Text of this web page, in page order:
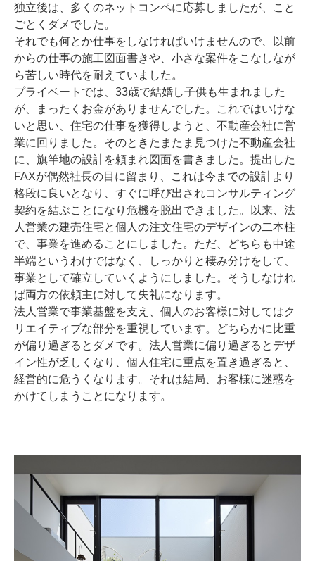
独立後は、多くのネットコンペに応募しましたが、こと
ごとくダメでした。
それでも何とか仕事をしなければいけませんので、以前
からの仕事の施工図面書きや、小さな案件をこなしなが
ら苦しい時代を耐えていました。
プライベートでは、33歳で結婚し子供も生まれました
が、まったくお金がありませんでした。これではいけな
いと思い、住宅の仕事を獲得しようと、不動産会社に営
業に回りました。そのときたまたま見つけた不動産会社
に、旗竿地の設計を頼まれ図面を書きました。提出した
FAXが偶然社長の目に留まり、これは今までの設計より
格段に良いとなり、すぐに呼び出されコンサルティング
契約を結ぶことになり危機を脱出できました。以来、法
人営業の建売住宅と個人の注文住宅のデザインの二本柱
で、事業を進めることにしました。ただ、どちらも中途
半端というわけではなく、しっかりと棲み分けをして、
事業として確立していくようにしました。そうしなけれ
ば両方の依頼主に対して失礼になります。
法人営業で事業基盤を支え、個人のお客様に対してはク
リエイティブな部分を重視しています。どちらかに比重
が偏り過ぎるとダメです。法人営業に偏り過ぎるとデザ
イン性が乏しくなり、個人住宅に重点を置き過ぎると、
経営的に危うくなります。それは結局、お客様に迷惑を
かけてしまうことになります。